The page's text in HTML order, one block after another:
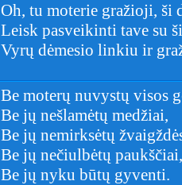
Oh, tu moterie gražioji, ši
Leisk pasveikinti tave su
Vyrų dėmesio linkiu ir
Be moterų nuvystų visos
Be jų nešlamėtų medžiai,
Be jų nemirksėtų
Be jų nečiulbėtų paukščiai,
Be jų nyku būtų gyventi.